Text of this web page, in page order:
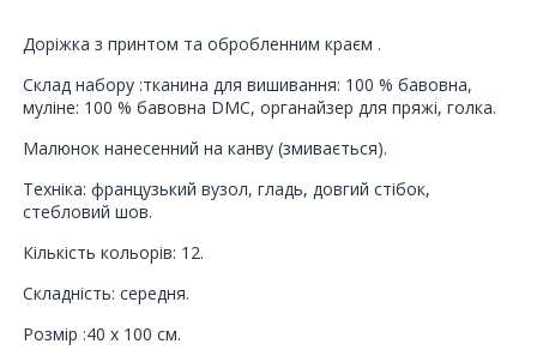
Доріжка з принтом та обробленним краєм .
Склад набору :тканина для вишивання: 100 % бавовна,
муліне: 100 % бавовна DMC, органайзер для пряжі, голка.
Малюнок нанесенний на канву (змивається).
Техніка: французький вузол, гладь, довгий стібок,
стебловий шов.
Кількість кольорів: 12.
Складність: середня.
Розмір :40 x 100 см.